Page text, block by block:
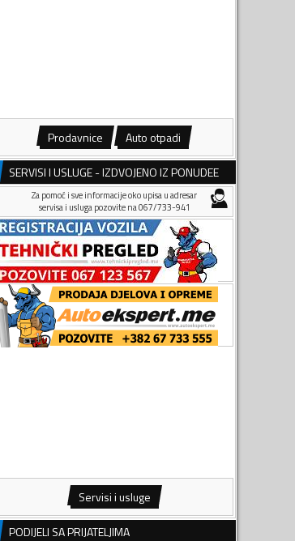
Prodavnice Auto otpadi
SERVISI I USLUGE - IZDVOJENO IZ PONUDEE
Za pomoć i sve informacije oko upisa u adresar
servisa i usluga pozovite na 067/733-941
Servisi i usluge
PODIJELI SA PRIJATELJIMA